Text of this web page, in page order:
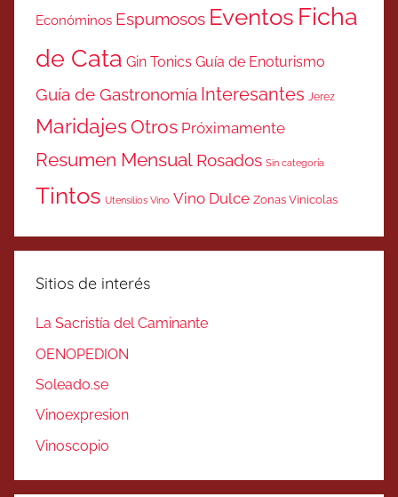
Económinos Espumosos Eventos Ficha
de Cata Gin Tonics Guía de Enoturismo
Guía de Gastronomía Interesantes Jerez
MaridajesOtros Próximamente
Resumen Mensual Rosados Sin categoría
Tintos Utensilios Vino Vino Dulce Zonas Vinicolas
Sitios de interés
La Sacristía del Caminante
OENOPEDION
Soleado.se
Vinoexpresion
Vinoscopio